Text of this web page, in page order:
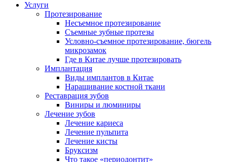
Услуги
Протезирование
Несъемное протезирование
Съемные зубные протезы
Условно-съемное протезирование, бюгель
микрозамок
Где в Китае лучше протезировать
Имплантация
Виды имплантов в Китае
Наращивание костной ткани
Реставрация зубов
Виниры и люминиры
Лечение зубов
Лечение кариеса
Лечение пульпита
Лечение кисты
Бруксизм
Что такое «периодонтит»